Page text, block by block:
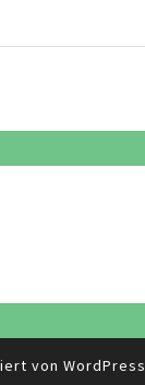
von WordPress